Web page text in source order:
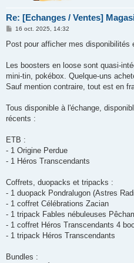
Re: [Echanges / Ventes]
M
s
g
16 oct. 2025, 14:32
Post pour afficher mes
Les boosters en loose sont quasi-
mini-tin, pokébox. Quelque-uns
Sauf mention contraire, tout est en
Tous disponible à l'échange,
récents :
ETB :
- 1 Origine Perdue
- 1 Héros Transcendants
Coffrets, duopacks et tripacks :
- 1 duopack Pondralugon (Astres
- 1 coffret Célébrations Zacian
- 1 tripack Fables nébuleuses
- 1 coffret Héros Transcendants 4
- 1 tripack Héros Transcendants
Bundles :